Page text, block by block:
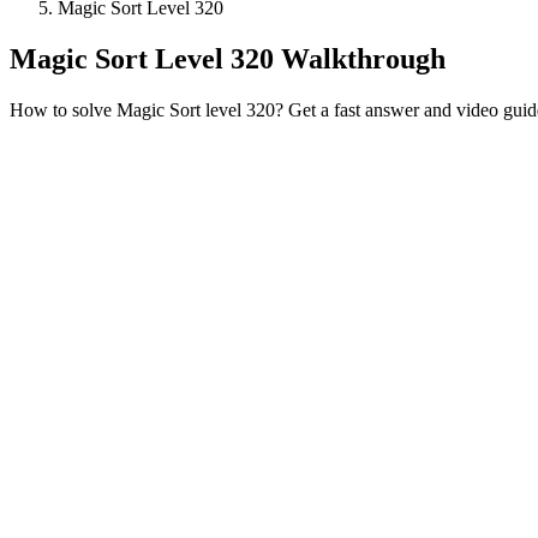
Magic Sort Level 320
Magic Sort Level 320 Walkthrough
How to solve Magic Sort level 320? Get a fast answer and video